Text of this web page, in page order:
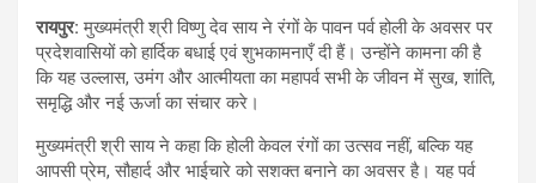
रायपुर:मुख्यमंत्री श्री विष्णु देव साय ने रंगों के पावन पर्व होली के अवसर पर
प्रदेशवासियों को हार्दिक बधाई एवं शुभकामनाएँ दी हैं। उन्होंने कामना की है
कि यह उल्लास, उमंग और आत्मीयता का महापर्व सभी के जीवन में सुख, शांति,
समृद्धि और नई ऊर्जा का संचार करे।
मुख्यमंत्री श्री साय ने कहा कि होली केवल रंगों का उत्सव नहीं, बल्कि यह
आपसी प्रेम, सौहार्द और भाईचारे को सशक्त बनाने का अवसर है। यह पर्व